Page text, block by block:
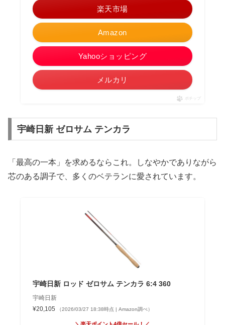
Amazon
楽天市場
Yahooショッピング
メルカリ
ポチップ
宇崎日新 ゼロサム テンカラ
「最高の一本」を求めるならこれ。しなやかでありながら
芯のある調子で、多くのベテランに愛されています。
宇崎日新 ロッド ゼロサム テンカラ 6:4 360
宇崎日新
¥20,105
（2026/03/27 18:38時点 | Amazon調べ）